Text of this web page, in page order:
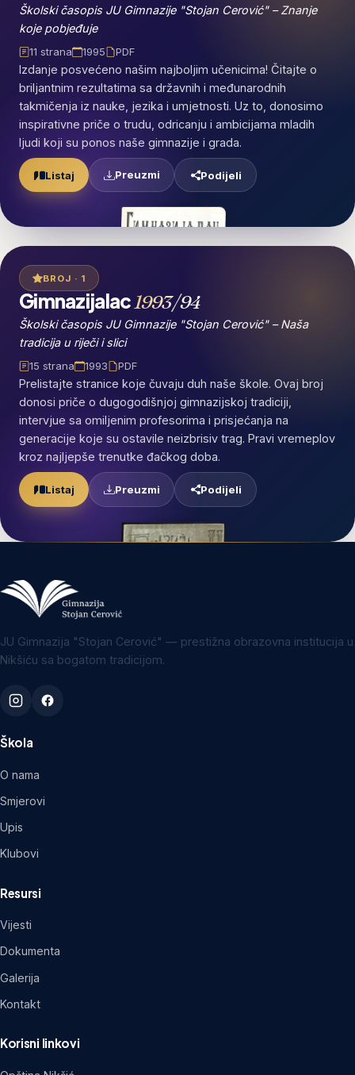
Školski časopis JU Gimnazije "Stojan Cerović" – Znanje
koje pobjeđuje
11 strana 1995 PDF
Izdanje posvećeno našim najboljim učenicima! Čitajte o
briljantnim rezultatima sa državnih i međunarodnih
takmičenja iz nauke, jezika i umjetnosti. Uz to, donosimo
inspirativne priče o trudu, odricanju i ambicijama mladih
ljudi koji su ponos naše gimnazije i grada.
Listaj Preuzmi Podijeli
BROJ · 1
Gimnazijalac1993/94
Školski časopis JU Gimnazije "Stojan Cerović" – Naša
tradicija u riječi i slici
15 strana 1993 PDF
Prelistajte stranice koje čuvaju duh naše škole. Ovaj broj
donosi priče o dugogodišnjoj gimnazijskoj tradiciji,
intervjue sa omiljenim profesorima i prisjećanja na
generacije koje su ostavile neizbrisiv trag. Pravi vremeplov
kroz najljepše trenutke đačkog doba.
Listaj Preuzmi Podijeli
JU Gimnazija "Stojan Cerović" — prestižna obrazovna institucija u
Nikšiću sa bogatom tradicijom.
Škola
O nama
Smjerovi
Upis
Klubovi
Resursi
Vijesti
Dokumenta
Galerija
Kontakt
Korisni linkovi